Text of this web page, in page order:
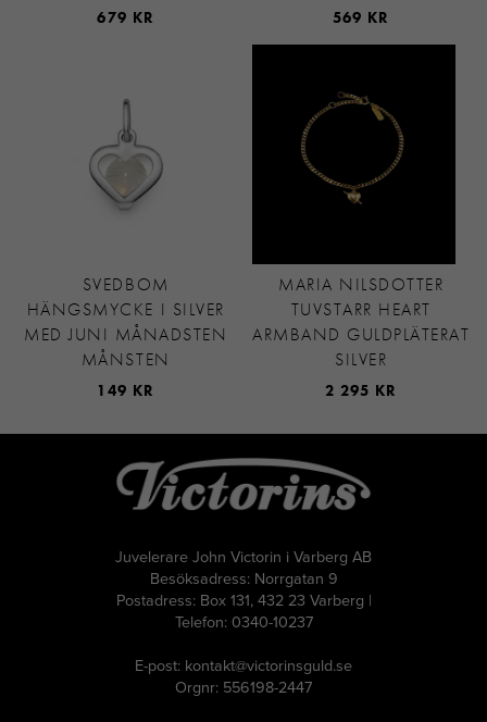
679 KR 569 KR
SVEDBOM
HÄNGSMYCKE I SILVER
MED JUNI MÅNADSTEN
MÅNSTEN
149 KR
MARIA NILSDOTTER
TUVSTARR HEART
ARMBAND GULDPLÄTERAT
SILVER
2 295 KR
Juvelerare John Victorin i Varberg AB
Besöksadress: Norrgatan 9
Postadress: Box 131, 432 23 Varberg |
Telefon: 0340-10237
E-post: kontakt@victorinsguld.se
Orgnr: 556198-2447